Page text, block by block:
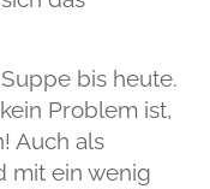
bis heute.
Problem ist,
Auch als
mit ein wenig